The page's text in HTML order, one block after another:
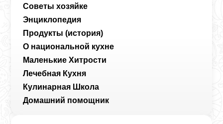
Советы хозяйке
Энциклопедия
Продукты (история)
О национальной кухне
Маленькие Хитрости
Лечебная Кухня
Кулинарная Школа
Домашний помощник